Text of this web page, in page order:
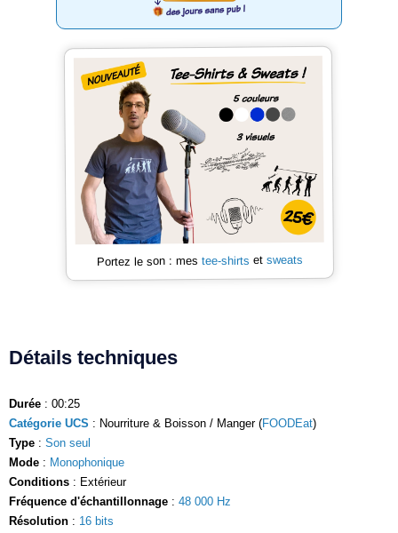
Portez le son : mes tee-shirts et sweats
Détails techniques
Durée : 00:25
Catégorie UCS : Nourriture & Boisson / Manger (FOODEat)
Type : Son seul
Mode : Monophonique
Conditions : Extérieur
Fréquence d'échantillonnage : 48 000 Hz
Résolution : 16 bits